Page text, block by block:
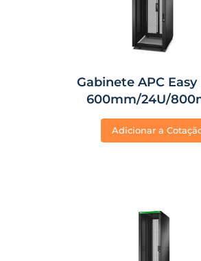
Gabinete APC Easy
600mm/24U/
Adicionar a